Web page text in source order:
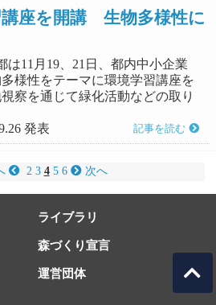
座を開講 生物多様性に
は11月19、21日、都内中小企業
様性をテーマに環境学習講座を
察を通じて緑化活動などの取り
発表
記事を読む
2 3 4 5 6 次へ
ライブラリ
森づくり宣言
運営団体